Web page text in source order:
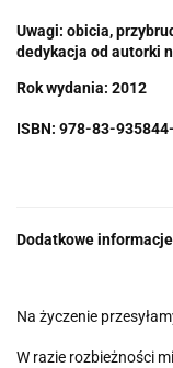
Uwagi: obicia,
dedykacja od autorki
Rok wydania: 2012
ISBN: 978-83-
Dodatkowe
Na życzenie
W razie rozbieżności